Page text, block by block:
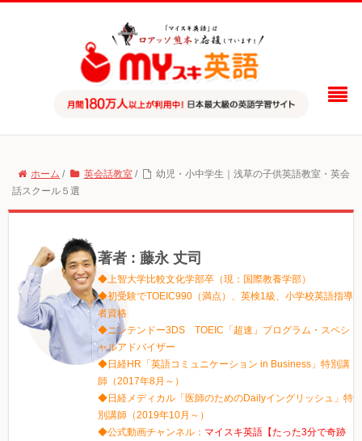
ホーム / 英会話教室 /
幼児・小中学生｜浅草の子供英語教室・英会
話スクール５選
著者 : 藤永 丈司
◆上智大学比較文化学部卒（現：国際教養学部）
◆初受験でTOEIC990（満点）、英検1級、小学校英語指導
者資格
◆ニンテンドー3DS TOEIC「超速」プログラム・スペシ
ャルアドバイザー
◆日経HR「英語コミュニケーション in Business」特別講
師（2017年8月～）
◆日経メディカル「医師のためのDailyイングリッシュ」特
別講師（2019年10月～）
◆公式動画チャンネル： マイスキ英語【たった3分で奇跡